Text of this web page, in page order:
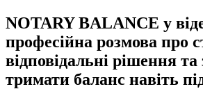
NOTARY BALANCE у
професійна розмова про
відповідальні рішення та
тримати баланс навіть